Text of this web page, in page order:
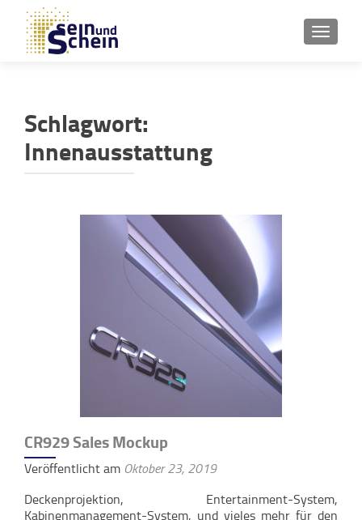
Schlagwort:
Innenausstattung
CR929 Sales Mockup
Veröffentlicht am Oktober 23, 2019
Deckenprojektion, Entertainment-System,
Kabinenmanagement-System, und vieles mehr für den